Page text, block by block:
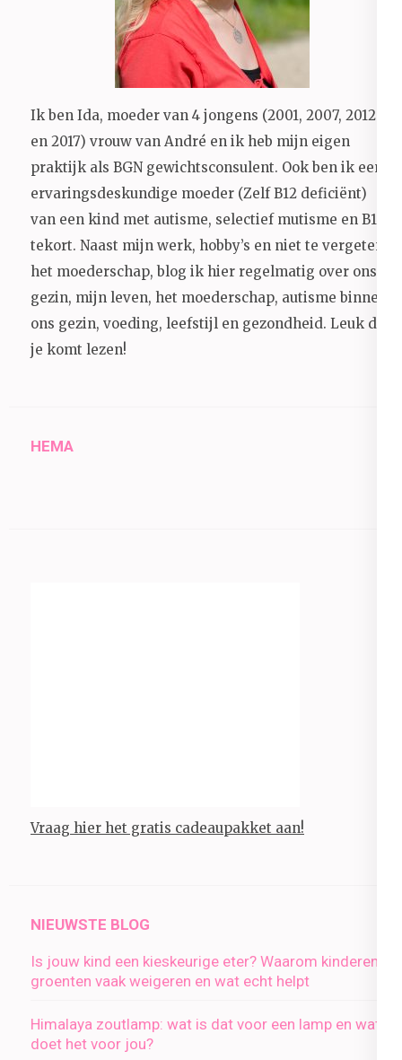
Ik ben Ida, moeder van 4 jongens (2001, 2007, 2012
en 2017) vrouw van André en ik heb mijn eigen
praktijk als BGN gewichtsconsulent. Ook ben ik een
ervaringsdeskundige moeder (Zelf B12 deficiënt)
van een kind met autisme, selectief mutisme en B12
tekort. Naast mijn werk, hobby’s en niet te vergeten
het moederschap, blog ik hier regelmatig over ons
gezin, mijn leven, het moederschap, autisme binnen
ons gezin, voeding, leefstijl en gezondheid. Leuk dat
je komt lezen!
HEMA
Vraag hier het gratis cadeaupakket aan!
NIEUWSTE BLOG
Is jouw kind een kieskeurige eter? Waarom kinderen
groenten vaak weigeren en wat echt helpt
Himalaya zoutlamp: wat is dat voor een lamp en wat
doet het voor jou?